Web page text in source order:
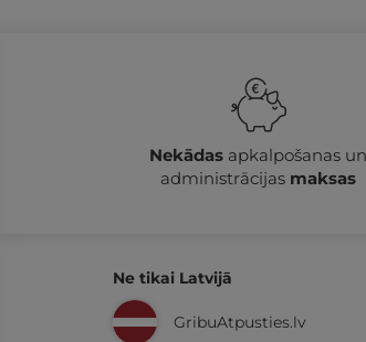
Nekādasapkalpošanas un
administrācijas maksas
Ne tikai Latvijā
GribuAtpusties.lv